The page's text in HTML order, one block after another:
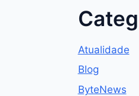
Atualidade
Blog
ByteNews